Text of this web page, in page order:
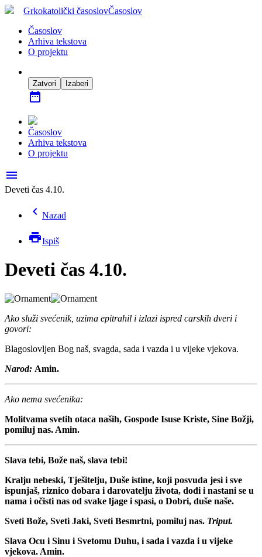
Grkokatolički časoslovČasoslov
Časoslov
Arhiva tekstova
O projektu
Zatvori Izaberi
date_range
Časoslov
Arhiva tekstova
O projektu
menu
Deveti čas 4.10.
chevron_left Nazad
printIspiš
Deveti čas 4.10.
Ako služi svećenik, uzima epitrahil i izlazi ispred carskih dveri i
govori:
Blagoslovljen Bog naš, svagda, sada i vazda i u vijeke vjekova.
Narod: Amin.
Ako nema svećenika:
Molitvama svetih otaca naših, Gospode Isuse Kriste, Sine Božji,
pomiluj nas. Amin.
Slava tebi, Bože naš, slava tebi!
Kralju nebeski, Tješitelju, Duše istine, koji posvuda jesi i sve
ispunjaš, riznico dobara i darovatelju života, dođi i nastani se u
nama i očisti nas od svake ljage i spasi, o Dobri, duše naše.
Sveti Bože, Sveti Jaki, Sveti Besmrtni, pomiluj nas. Triput.
Slava Ocu i Sinu i Svetomu Duhu, i sada i vazda i u vijeke
vjekova. Amin.